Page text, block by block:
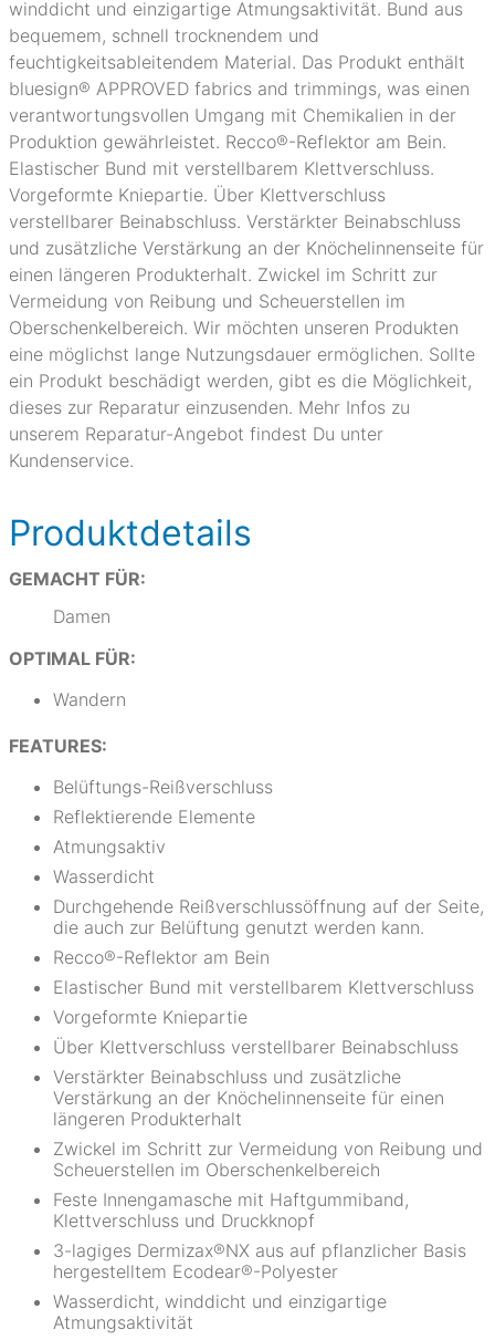
winddicht und einzigartige Atmungsaktivität. Bund aus
bequemem, schnell trocknendem und
feuchtigkeitsableitendem Material. Das Produkt enthält
bluesign® APPROVED fabrics and trimmings, was einen
verantwortungsvollen Umgang mit Chemikalien in der
Produktion gewährleistet. Recco®-Reflektor am Bein.
Elastischer Bund mit verstellbarem Klettverschluss.
Vorgeformte Kniepartie. Über Klettverschluss
verstellbarer Beinabschluss. Verstärkter Beinabschluss
und zusätzliche Verstärkung an der Knöchelinnenseite für
einen längeren Produkterhalt. Zwickel im Schritt zur
Vermeidung von Reibung und Scheuerstellen im
Oberschenkelbereich. Wir möchten unseren Produkten
eine möglichst lange Nutzungsdauer ermöglichen. Sollte
ein Produkt beschädigt werden, gibt es die Möglichkeit,
dieses zur Reparatur einzusenden. Mehr Infos zu
unserem Reparatur-Angebot findest Du unter
Kundenservice.
Produktdetails
GEMACHT FÜR:
Damen
OPTIMAL FÜR:
Wandern
FEATURES:
Belüftungs-Reißverschluss
Reflektierende Elemente
Atmungsaktiv
Wasserdicht
Durchgehende Reißverschlussöffnung auf der Seite,
die auch zur Belüftung genutzt werden kann.
Recco®-Reflektor am Bein
Elastischer Bund mit verstellbarem Klettverschluss
Vorgeformte Kniepartie
Über Klettverschluss verstellbarer Beinabschluss
Verstärkter Beinabschluss und zusätzliche
Verstärkung an der Knöchelinnenseite für einen
längeren Produkterhalt
Zwickel im Schritt zur Vermeidung von Reibung und
Scheuerstellen im Oberschenkelbereich
Feste Innengamasche mit Haftgummiband,
Klettverschluss und Druckknopf
3-lagiges Dermizax®NX aus auf pflanzlicher Basis
hergestelltem Ecodear®-Polyester
Wasserdicht, winddicht und einzigartige
Atmungsaktivität